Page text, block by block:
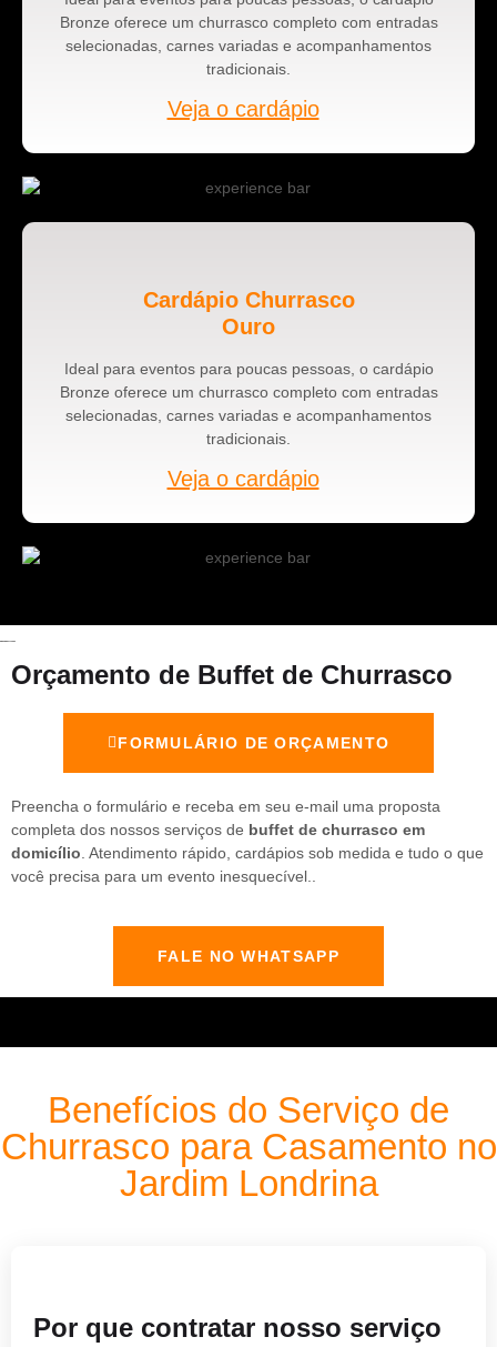
Bronze oferece um churrasco completo com entradas
selecionadas, carnes variadas e acompanhamentos
tradicionais.
Veja o cardápio
Cardápio Churrasco
Ouro
Ideal para eventos para poucas pessoas, o cardápio
Bronze oferece um churrasco completo com entradas
selecionadas, carnes variadas e acompanhamentos
tradicionais.
Veja o cardápio
Orçamento de Buffet de Churrasco
FORMULÁRIO DE ORÇAMENTO
Preencha o formulário e receba em seu e-mail uma proposta
completa dos nossos serviços de buffet de churrasco em
domicílio . Atendimento rápido, cardápios sob medida e tudo o que
você precisa para um evento inesquecível..
FALE NO WHATSAPP
Benefícios do Serviço de
Churrasco para Casamento no
Jardim Londrina
Por que contratar nosso serviço